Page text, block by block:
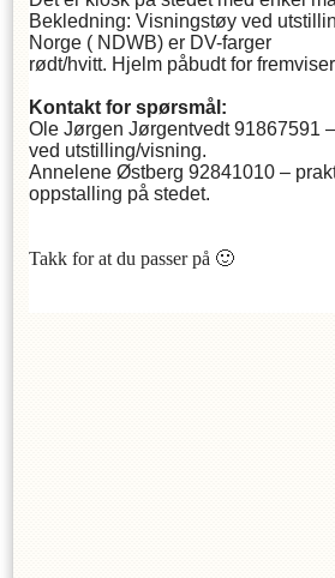
Bekledning: Visningstøy ved
Norge ( NDWB) er DV-farger
rødt/hvitt. Hjelm påbudt for
Kontakt for spørsmål:
Ole Jørgen Jørgentvedt 91867591
ved utstilling/visning.
Annelene Østberg 92841010 –
oppstalling på stedet.
Takk for at du passer på 🙂